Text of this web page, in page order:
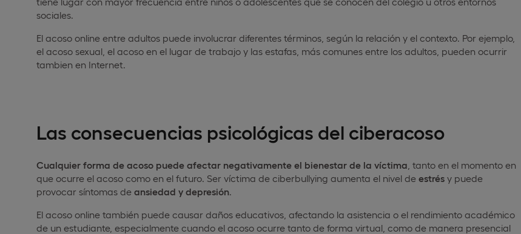
sociales.
El acoso online entre adultos puede involucrar diferentes términos, según la relación y el contexto. Por ejemplo,
el acoso sexual, el acoso en el lugar de trabajo y las estafas, más comunes entre los adultos, pueden ocurrir
tambien en Internet.
Las consecuencias psicológicas del ciberacoso
Cualquier forma de acoso puede afectar negativamente el bienestar de la víctima , tanto en el momento en
que ocurre el acoso como en el futuro. Ser víctima de ciberbullying aumenta el nivel de estrés y puede
provocar síntomas de ansiedad y depresión
El acoso online también puede causar daños educativos, afectando la asistencia o el rendimiento académico
de un estudiante, especialmente cuando el acoso ocurre tanto de forma virtual, como de manera presencial